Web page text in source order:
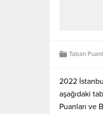
Taban
2022
aşağıdaki
Puanları ve